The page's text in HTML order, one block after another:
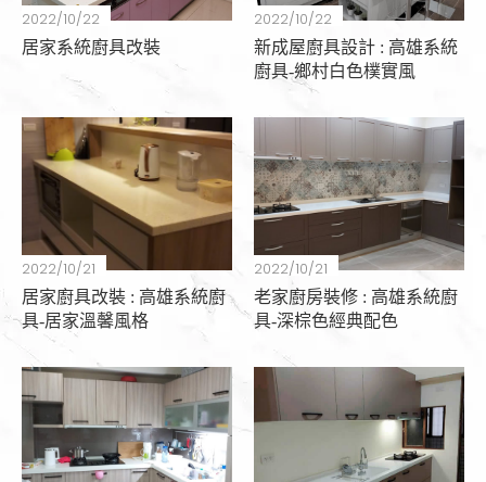
2022/10/22
居家系統廚具改裝
2022/10/22
新成屋廚具設計 : 高雄系統
廚具-鄉村白色樸實風
2022/10/21
居家廚具改裝 : 高雄系統廚
具-居家溫馨風格
2022/10/21
老家廚房裝修 : 高雄系統廚
具-深棕色經典配色